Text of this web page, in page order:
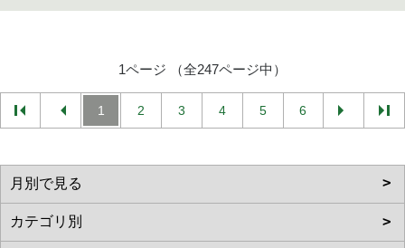
1ページ （全247ページ中）
1 2 3 4 5 6